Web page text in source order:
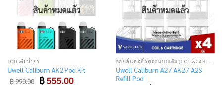
สินค้าหมดแล้ว
POD เติมน้ำยา
Uwell Caliburn AK2 Pod Kit
฿990.00 Original
฿555.00Current
สินค้าหมดแล้ว
Uwell Caliburn A2 / AK2 / A2S
Refill Pod